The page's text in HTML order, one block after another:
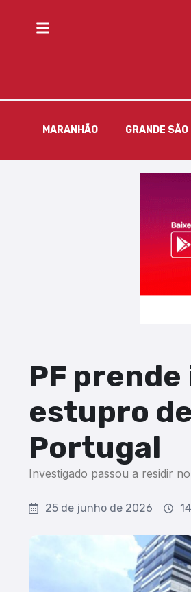
MARANHÃO GRANDE
PF
estupro
Portugal
Investigado passou a residir
25 de junho de 2026